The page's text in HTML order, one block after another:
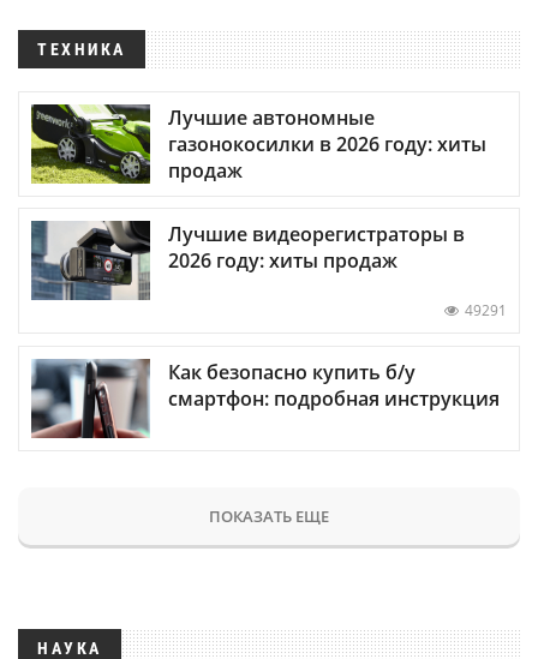
ТЕХНИКА
Лучшие автономные
газонокосилки в 2026 году: хиты
продаж
Лучшие видеорегистраторы в
2026 году: хиты продаж
49291
Как безопасно купить б/у
смартфон: подробная инструкция
ПОКАЗАТЬ ЕЩЕ
НАУКА